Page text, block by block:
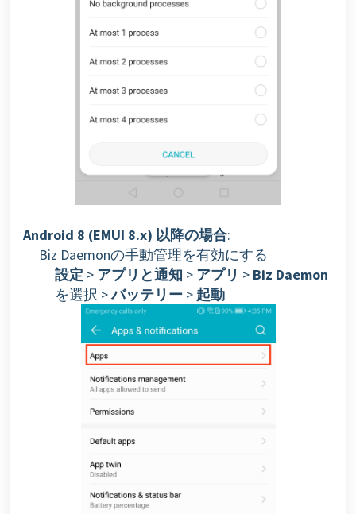
Android 8 (EMUI 8.x) 以降の場合:
Biz Daemonの手動管理を有効にする
設定 > アプリと通知 > アプリ > Biz Daemon
を選択 >バッテリー > 起動